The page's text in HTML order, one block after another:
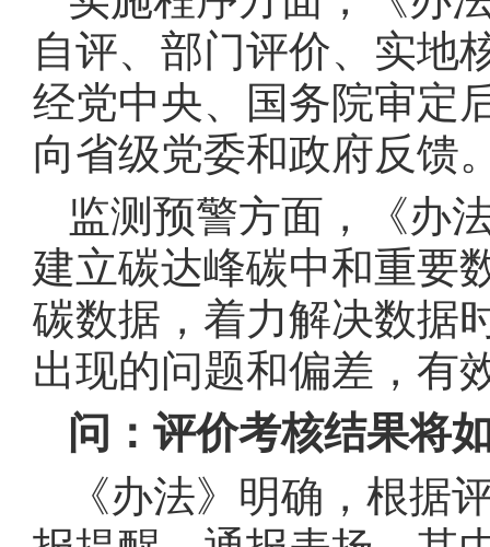
自评、部门评价、实地
经党中央、国务院审定
向省级党委和政府反馈
监测预警方面，《办
建立碳达峰碳中和重要
碳数据，着力解决数据
出现的问题和偏差，有
问：评价考核结果将
《办法》明确，根据